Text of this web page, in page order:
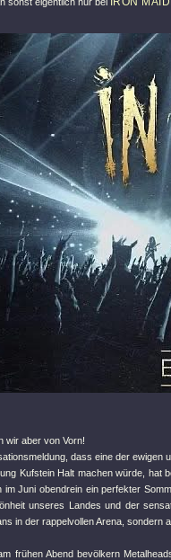
wir aber von Vorn!
dass eine der
Kufstein Halt machen würde, hat
im Juni obendrein ein perfekter
unseres Landes und der
in der rappelvollen Arena, sondern
frühen Abend bevölkern